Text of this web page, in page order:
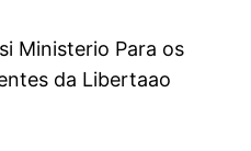
Ministerio Para os
da Libertaao